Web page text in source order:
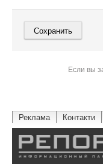
Если вы
Реклама Контакти